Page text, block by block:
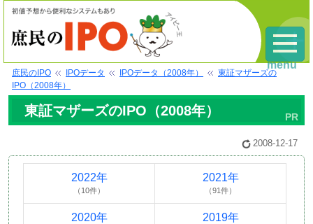
庶民のIPO IPOデータ IPOデータ（2008年）
東証マザーズの
IPO（2008年）
東証マザーズのIPO（2008年）
2008-12-17
2022年
（10件）
2021年
（91件）
2020年 2019年
menu